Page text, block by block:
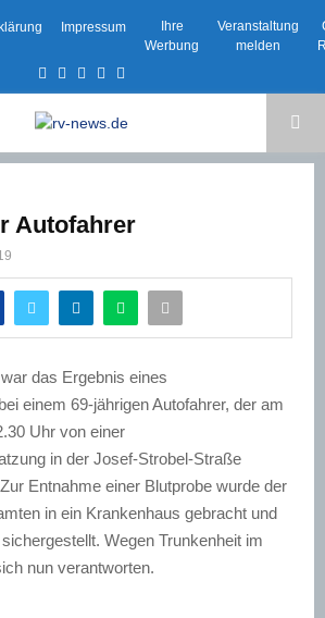
Impressum
Ihre
Werbung
Veranstaltung
melden
Facebook
TwitterInstagram
Email
Autofahrer
das Ergebnis eines
einem 69-jährigen Autofahrer, der am
Uhr von einer
in der Josef-Strobel-Straße
Entnahme einer Blutprobe wurde der
in ein Krankenhaus gebracht und
Wegen Trunkenheit im
nun verantworten.